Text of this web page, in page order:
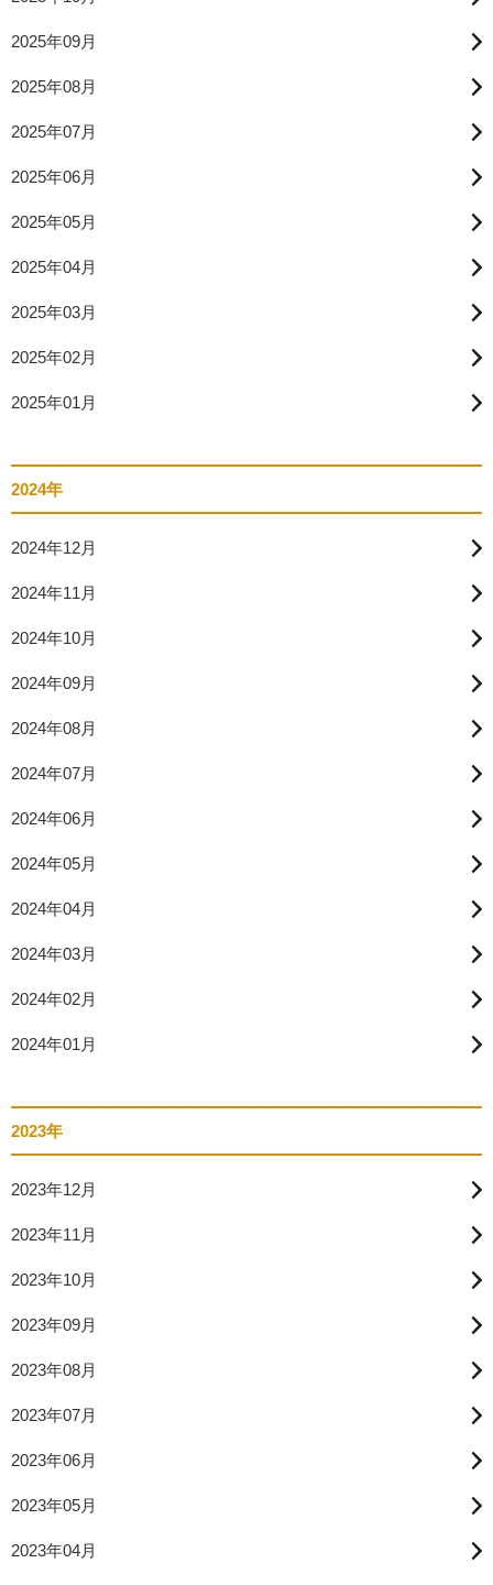
2025年09月
2025年08月
2025年07月
2025年06月
2025年05月
2025年04月
2025年03月
2025年02月
2025年01月
2024年
2024年12月
2024年11月
2024年10月
2024年09月
2024年08月
2024年07月
2024年06月
2024年05月
2024年04月
2024年03月
2024年02月
2024年01月
2023年
2023年12月
2023年11月
2023年10月
2023年09月
2023年08月
2023年07月
2023年06月
2023年05月
2023年04月